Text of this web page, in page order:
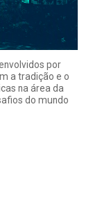
por
a tradição e o
na área da
do mundo